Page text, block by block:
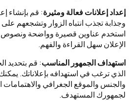
إعداد إعلانات فعالة ومثيرة: قم بإنشاء
وجذابة تجذب انتباه الزوار وتشجعهم على
استخدم عناوين قصيرة وواضحة
الإعلان سهل القراءة والفهم.
استهداف الجمهور المناسب: قم بتحديد
الذي ترغب في استهدافه بإعلاناتك. يمكنك
والجنس والموقع الجغرافي والاهتمامات
لجمهورك المستهدف.